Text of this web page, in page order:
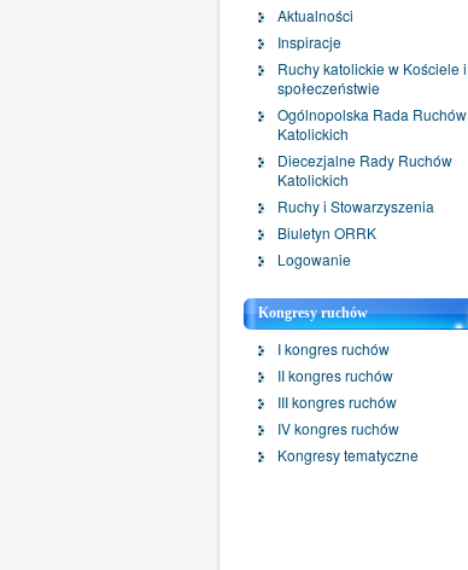
Aktualności
Inspiracje
Ruchy katolickie w Kościele i
społeczeństwie
Ogólnopolska Rada Ruchów
Katolickich
Diecezjalne Rady Ruchów
Katolickich
Ruchy i Stowarzyszenia
Biuletyn ORRK
Logowanie
Kongresy ruchów
I kongres ruchów
II kongres ruchów
III kongres ruchów
IV kongres ruchów
Kongresy tematyczne